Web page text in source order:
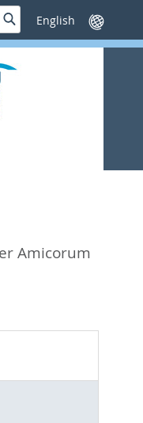
SucheSprache
wechseln
Amicorum